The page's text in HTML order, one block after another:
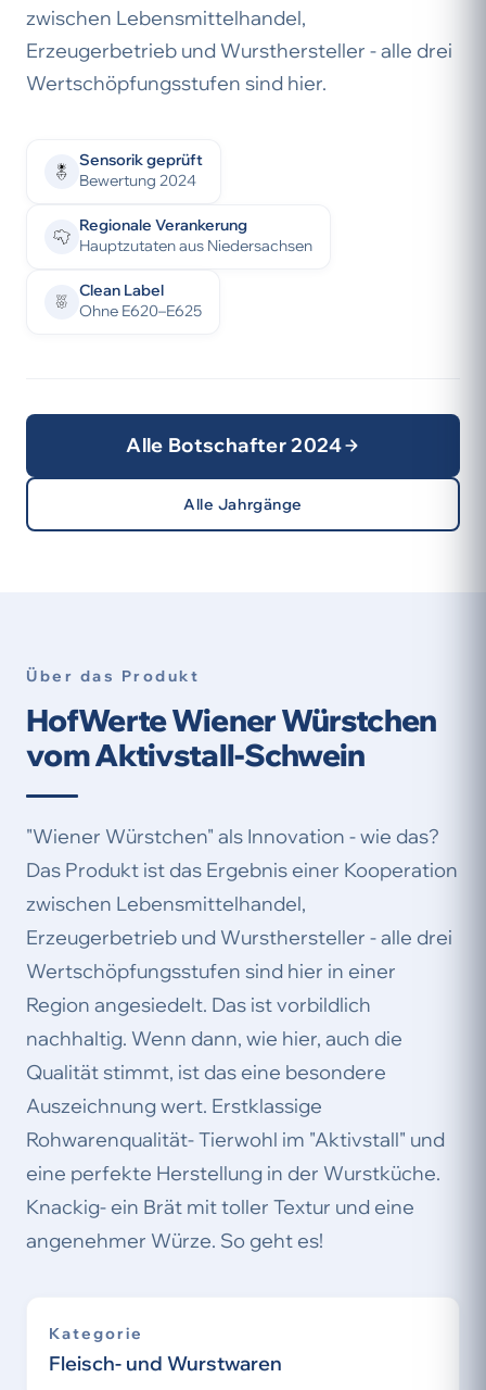
zwischen Lebensmittelhandel,
Erzeugerbetrieb und Wursthersteller - alle drei
Wertschöpfungsstufen sind hier.
Sensorik geprüft
Bewertung 2024
Regionale Verankerung
Hauptzutaten aus Niedersachsen
Clean Label
Ohne E620–E625
Alle Botschafter 2024
Alle Jahrgänge
Über das Produkt
HofWerte Wiener Würstchen
vom Aktivstall-Schwein
"Wiener Würstchen" als Innovation - wie das?
Das Produkt ist das Ergebnis einer Kooperation
zwischen Lebensmittelhandel,
Erzeugerbetrieb und Wursthersteller - alle drei
Wertschöpfungsstufen sind hier in einer
Region angesiedelt. Das ist vorbildlich
nachhaltig. Wenn dann, wie hier, auch die
Qualität stimmt, ist das eine besondere
Auszeichnung wert. Erstklassige
Rohwarenqualität- Tierwohl im "Aktivstall" und
eine perfekte Herstellung in der Wurstküche.
Knackig- ein Brät mit toller Textur und eine
angenehmer Würze. So geht es!
Kategorie
Fleisch- und Wurstwaren